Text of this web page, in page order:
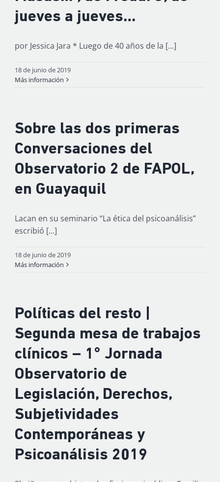
jueves a jueves…
por Jessica Jara * Luego de 40 años de la [...]
18 de junio de 2019
Más información
Sobre las dos primeras
Conversaciones del
Observatorio 2 de FAPOL,
en Guayaquil
Lacan en su seminario “La ética del psicoanálisis”
escribió [...]
18 de junio de 2019
Más información
Políticas del resto |
Segunda mesa de trabajos
clínicos – 1° Jornada
Observatorio de
Legislación, Derechos,
Subjetividades
Contemporáneas y
Psicoanálisis 2019